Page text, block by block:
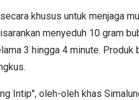
khusus untuk menjaga
menyeduh 10 gram
3 hingga 4 minute.
Intip", oleh-oleh khas